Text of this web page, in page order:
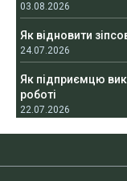
03.08.2026
Як відновити
24.07.2026
Як підприємцю
роботі
22.07.2026